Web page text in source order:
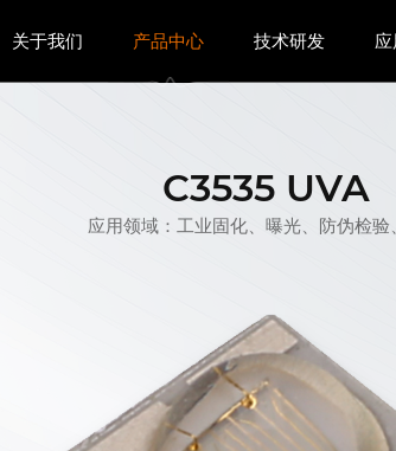
关于我们 产品中心 技术研发 应
C3535 UVA
应用领域：工业固化、曝光、防伪检验